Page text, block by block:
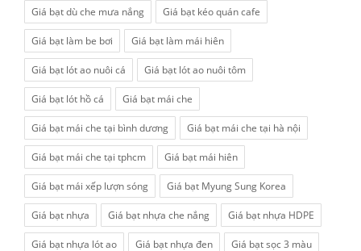
Giá bạt dù che mưa nắng Giá bạt kéo quán cafe
Giá bạt làm be bơi Giá bạt làm mái hiên
Giá bạt lót ao nuôi cá Giá bạt lót ao nuôi tôm
Giá bạt lót hồ cá Giá bạt mái che
Giá bạt mái che tại bình dương Giá bạt mái che tại hà nội
Giá bạt mái che tại tphcm Giá bạt mái hiên
Giá bạt mái xếp lượn sóng Giá bạt Myung Sung Korea
Giá bạt nhựa Giá bạt nhựa che nắng Giá bạt nhựa HDPE
Giá bạt nhựa lót ao Giá bạt nhựa đen Giá bạt sọc 3 màu